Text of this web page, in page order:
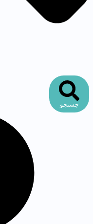
جستجو